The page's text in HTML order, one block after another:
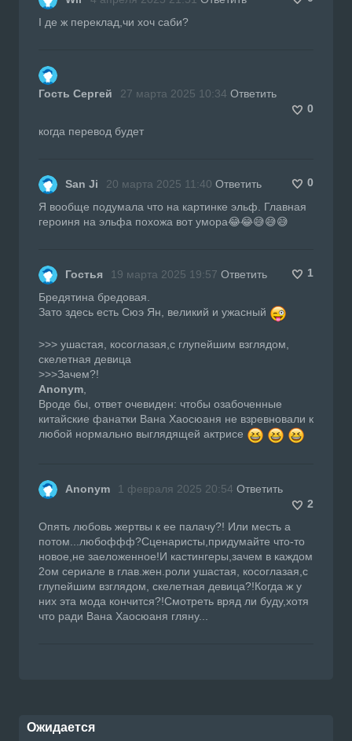
І де ж переклад,чи хоч саби?
Гость Сергей 27 марта 2025 10:34 Ответить
0
когда перевод будет
San Ji 20 марта 2025 11:40 Ответить
0
Я вообще подумала что на картинке эльф. Главная
героиня на эльфа похожа вот умора😂😂😅😅😅
Гостья 19 марта 2025 19:57 Ответить
1
Бредятина бредовая.
Зато здесь есть Сюэ Ян, великий и ужасный
>>> ушастая, косоглазая,с глупейшим взглядом,
скелетная девица
>>>Зачем?!
Anonym
Вроде бы, ответ очевиден: чтобы озабоченные
китайские фанатки Вана Хаосюаня не взревновали к
любой нормально выглядящей актрисе
Anonym 1 февраля 2025 20:54 Ответить
2
Опять любовь жертвы к ее палачу?! Или месть а
потом...любоффф?Сценаристы,придумайте что-то
новое,не заеложенное!И кастингеры,зачем в каждом
2ом сериале в глав.жен.роли ушастая, косоглазая,с
глупейшим взглядом, скелетная девица?!Когда ж у
них эта мода кончится?!Смотреть вряд ли буду,хотя
что ради Вана Хаосюаня гляну...
Ожидается